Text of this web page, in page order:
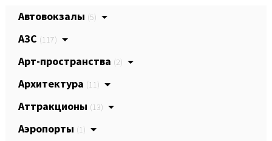
Автовокзалы (5)
АЗС (117)
Арт-пространства (2)
Архитектура (11)
Аттракционы (13)
Аэропорты (1)